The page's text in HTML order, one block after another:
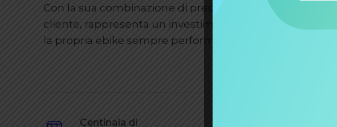
Con la sua combinazione di prestazioni elevate,
cliente, rappresenta un investimento intelligente per
la propria ebike sempre performante e pronta all’uso.
Centinaia di